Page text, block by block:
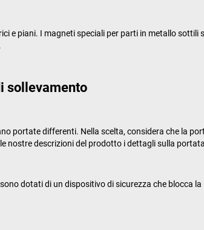
e piani. I magneti speciali per parti in metallo sottili
sollevamento
portate differenti. Nella scelta, considera che la
nostre descrizioni del prodotto i dettagli sulla
dotati di un dispositivo di sicurezza che blocca